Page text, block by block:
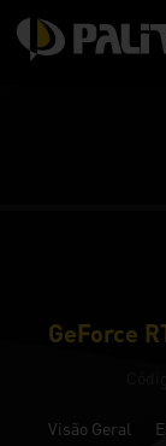
GeForce
Visão Geral